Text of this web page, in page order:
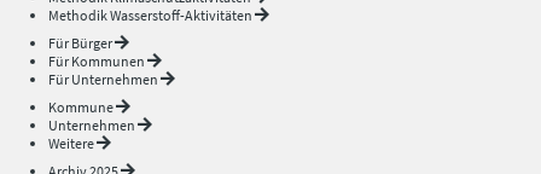
Methodik Wasserstoff-Aktivitäten
Für Bürger
Für Kommunen
Für Unternehmen
Kommune
Unternehmen
Weitere